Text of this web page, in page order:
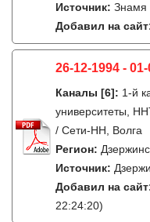
Источник: Знамя
Добавил на
26-12-1994 -
Каналы [6]: 1-й
университеты,
/ Сети-НН, Волга
Регион:
Источник:
Добавил на
22:24:20)